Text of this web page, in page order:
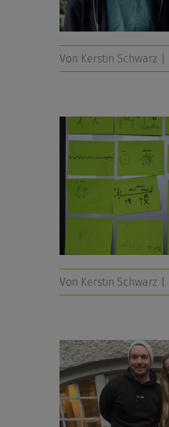
Von Kerstin Schwarz
Von Kerstin Schwarz